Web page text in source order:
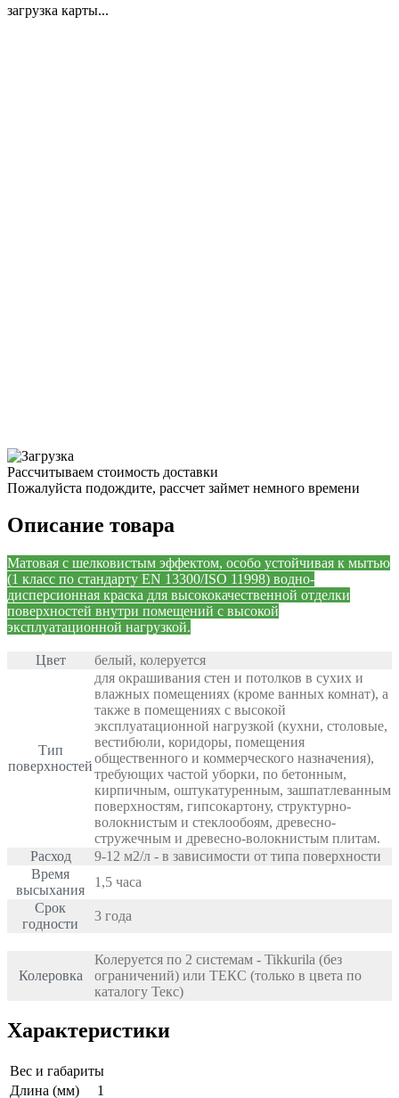
загрузка карты...
Рассчитываем стоимость доставки
Пожалуйста подождите, рассчет займет немного времени
Описание товара
Матовая с шелковистым эффектом, особо устойчивая к мытью
(1 класс по стандарту EN 13300/ISO 11998) водно-
дисперсионная краска для высококачественной отделки
поверхностей внутри помещений c высокой
эксплуатационной нагрузкой.
Цвет белый, колеруется
Тип
поверхностей
для окрашивания стен и потолков в сухих и
влажных помещениях (кроме ванных комнат), а
также в помещениях с высокой
эксплуатационной нагрузкой (кухни, столовые,
вестибюли, коридоры, помещения
общественного и коммерческого назначения),
требующих частой уборки, по бетонным,
киpпичным, оштукатуренным, зашпатлеванным
поверхностям, гипcокартону, структурно-
волокнистым и стeклообоям, древесно-
стружечным и древесно-волокнистым плитам.
Расход
9-12 м2/л - в зависимости от типа поверхности
Время
высыхания
1,5 часа
Срок
годности
3 года
Колеровка
Колеруется по 2 системам - Tikkurila (без
ограничений) или ТЕКС (только в цвета по
каталогу Текс)
Характеристики
Вес и габариты
Длина (мм)
1